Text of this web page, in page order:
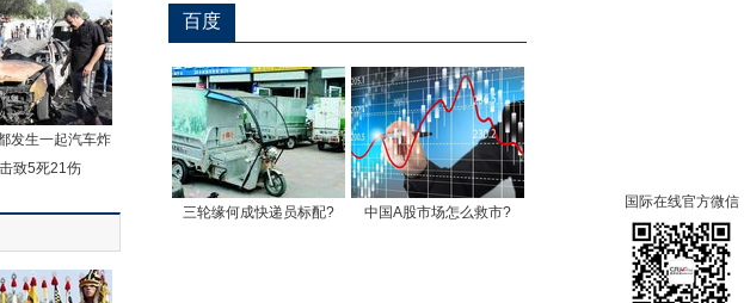
发生一起汽车炸
致5死21伤
百度
三轮缘何成快递员标配? 中国A股市场怎么救市?
国际在线官方微信